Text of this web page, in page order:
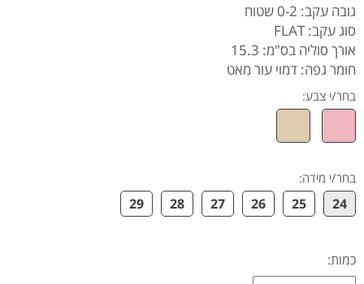
גובה עקב: 0-2 שטוח
סוג עקב: FLAT
אורך סוליה בס"מ: 15.3
חומר גפה: דמוי עור מאט
בחר/י צבע:
בחר/י מידה:
24
25
26
27
28
29
כמות: